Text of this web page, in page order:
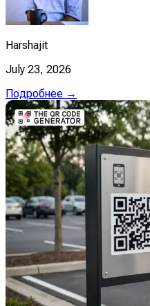
Harshajit
July 23, 2026
Подробнее →